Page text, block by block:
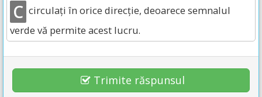
C circulați în orice direcție, deoarece semnalul
verde vă permite acest lucru.
Trimite răspunsul